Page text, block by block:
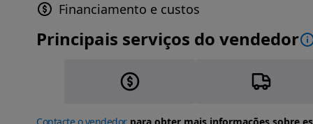
Financiamento e custos
Principais serviços do vendedor